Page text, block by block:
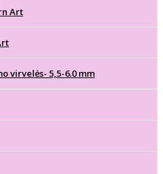
Art
virvelės- 5,5-6.0 mm